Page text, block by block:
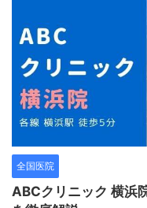
全国医院
ABCクリニック 横浜